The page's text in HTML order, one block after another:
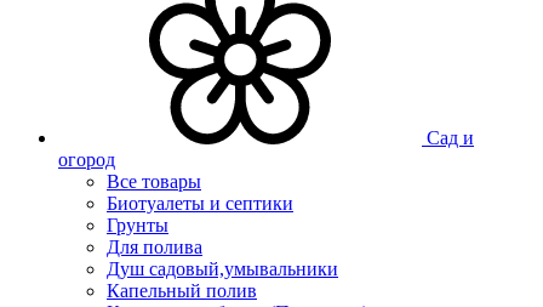
Сад и
огород
Все товары
Биотуалеты и септики
Грунты
Для полива
Душ садовый,умывальники
Капельный полив